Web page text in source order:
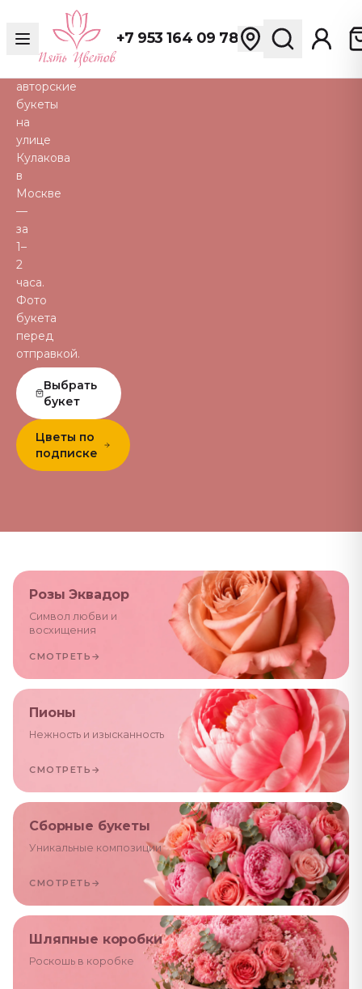
+7 953 164 09 78
пионы,
тюльпаны
авторские
букеты
на
улице
Кулакова
в
Москве
—
за
1–
2
часа.
Фото
букета
перед
отправкой.
Выбрать
букет
Цветы по
подписке
Розы Эквадор
Символ любви и
восхищения
СМОТРЕТЬ →
Пионы
Нежность и изысканность
СМОТРЕТЬ →
Сборные букеты
Уникальные композиции
СМОТРЕТЬ →
Шляпные коробки
Роскошь в коробке